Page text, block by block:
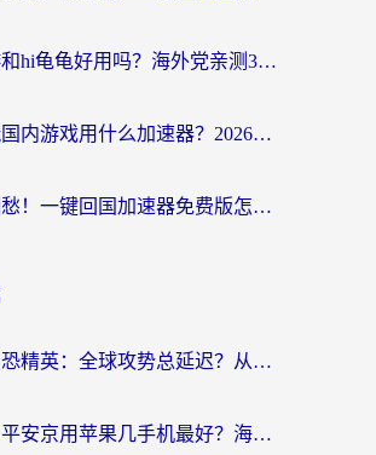
雷神手游和hi龟龟好用吗？海外党亲测3款回国加速器，教你选对国外到国内加速器
在法国玩国内游戏用什么加速器？2026实测解决延迟卡顿的实用指南
海外党别愁！一键回国加速器免费版怎么选？从踩坑到流畅访问的全攻略
海外玩反恐精英：全球攻势总延迟？从瑞典玩神武4到外国玩黎明觉醒，选对加速器才是关键！
玩决战！平安京用苹果几手机最好？海外党必看的设备+加速器双攻略